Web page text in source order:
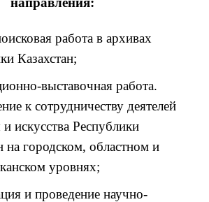
работа в архивах
Казахстан;
выставочная работа.
к сотрудничеству деятелей
искусства Республики
на городском, областном и
уровнях;
и проведение научно-